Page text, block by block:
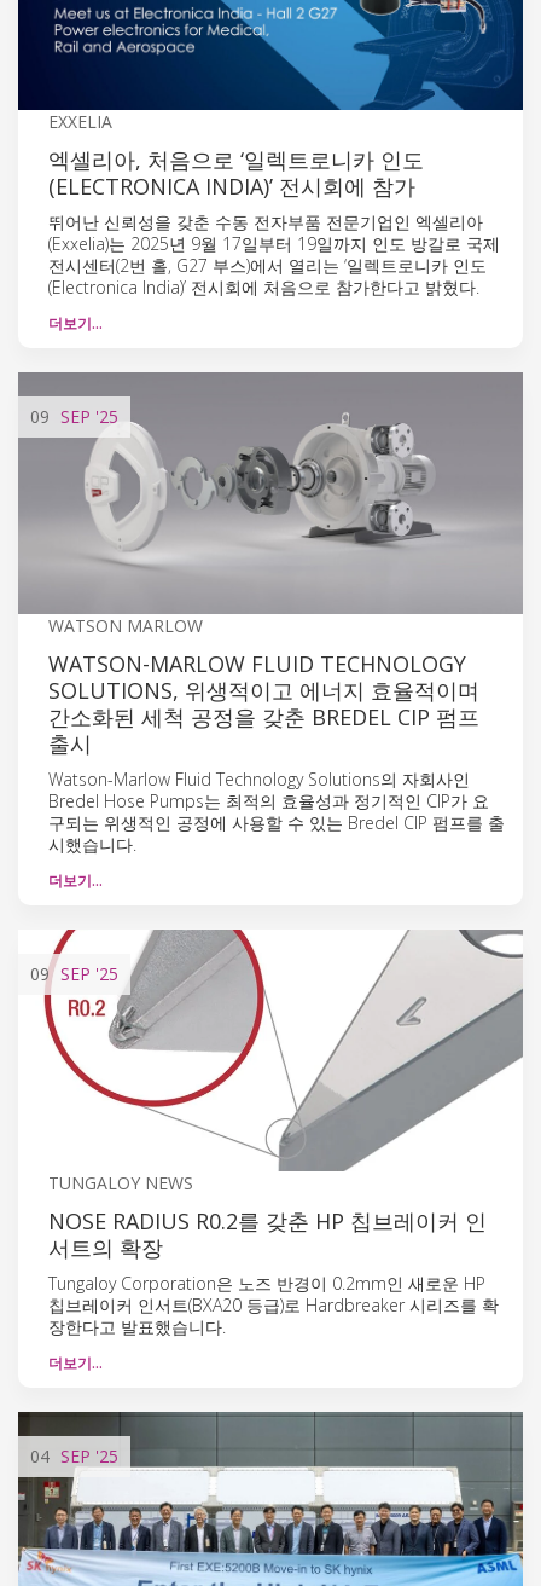
EXXELIA
엑셀리아, 처음으로 ‘일렉트로니카 인도
(ELECTRONICA INDIA)’ 전시회에 참가
뛰어난 신뢰성을 갖춘 수동 전자부품 전문기업인 엑셀리아
(Exxelia)는 2025년 9월 17일부터 19일까지 인도 방갈로 국제
전시센터(2번 홀, G27 부스)에서 열리는 ‘일렉트로니카 인도
(Electronica India)’ 전시회에 처음으로 참가한다고 밝혔다.
더보기…
09 SEP '25
WATSON MARLOW
WATSON-MARLOW FLUID TECHNOLOGY
SOLUTIONS, 위생적이고 에너지 효율적이며
간소화된 세척 공정을 갖춘 BREDEL CIP 펌프
출시
Watson-Marlow Fluid Technology Solutions의 자회사인
Bredel Hose Pumps는 최적의 효율성과 정기적인 CIP가 요
구되는 위생적인 공정에 사용할 수 있는 Bredel CIP 펌프를 출
시했습니다.
더보기…
09 SEP '25
TUNGALOY NEWS
NOSE RADIUS R0.2를 갖춘 HP 칩브레이커 인
서트의 확장
Tungaloy Corporation은 노즈 반경이 0.2mm인 새로운 HP
칩브레이커 인서트(BXA20 등급)로 Hardbreaker 시리즈를 확
장한다고 발표했습니다.
더보기…
04 SEP '25